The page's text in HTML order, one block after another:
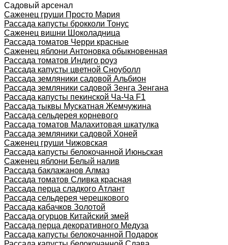
Садовый арсенал
Саженец груши Просто Мария
Рассада капусты брокколи Тонус
Саженец вишни Шоколадница
Рассада томатов Черри красные
Саженец яблони Антоновка обыкновенная
Рассада томатов Индиго роуз
Рассада капусты цветной Сноуболл
Рассада земляники садовой Альбион
Рассада земляники садовой Зенга Зенгана
Рассада капусты пекинской Ча-Ча F1
Рассада тыквы Мускатная Жемчужина
Рассада сельдерея корневого
Рассада томатов Малахитовая шкатулка
Рассада земляники садовой Хоней
Саженец груши Чижовская
Рассада капусты белокочанной Июньская
Саженец яблони Белый налив
Рассада баклажанов Алмаз
Рассада томатов Сливка красная
Рассада перца сладкого Атлант
Рассада сельдерея черешкового
Рассада кабачков Золотой
Рассада огурцов Китайский змей
Рассада перца декоративного Медуза
Рассада капусты белокочанной Подарок